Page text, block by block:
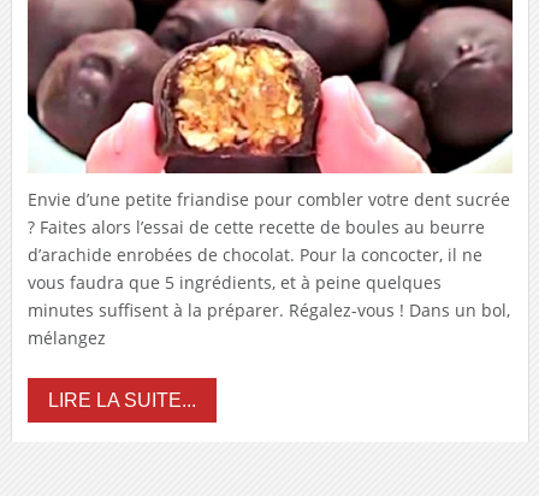
Envie d’une petite friandise pour combler votre dent sucrée
? Faites alors l’essai de cette recette de boules au beurre
d’arachide enrobées de chocolat. Pour la concocter, il ne
vous faudra que 5 ingrédients, et à peine quelques
minutes suffisent à la préparer. Régalez-vous ! Dans un bol,
mélangez
LIRE LA SUITE...